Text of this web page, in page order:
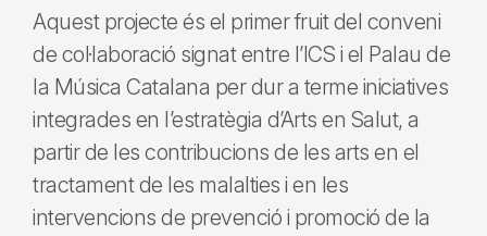
Aquest projecte és el primer fruit del conveni
de col·laboració signat entre l’ICS i el Palau de
la Música Catalana per dur a terme iniciatives
integrades en l’estratègia d’Arts en Salut, a
partir de les contribucions de les arts en el
tractament de les malalties i en les
intervencions de prevenció i promoció de la